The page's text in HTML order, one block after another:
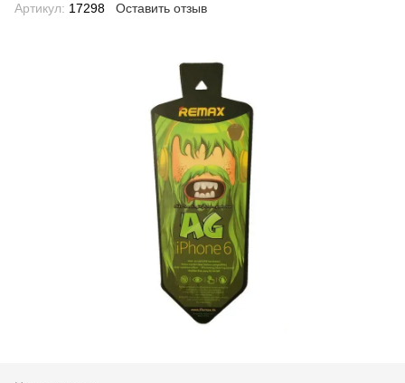
Артикул: 17298 Оставить отзыв